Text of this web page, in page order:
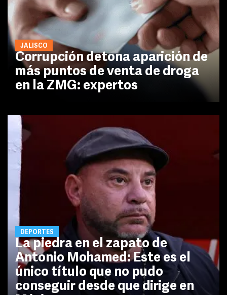
JALISCO
Corrupción detona aparición de
más puntos de venta de droga
en la ZMG: expertos
DEPORTES
La piedra en el zapato de
Antonio Mohamed: Este es el
único título que no pudo
conseguir desde que dirige en